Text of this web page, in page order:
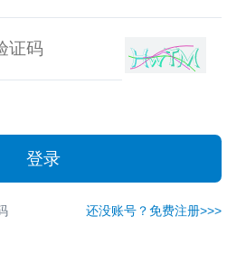
登录
还没账号？免费注册>>>